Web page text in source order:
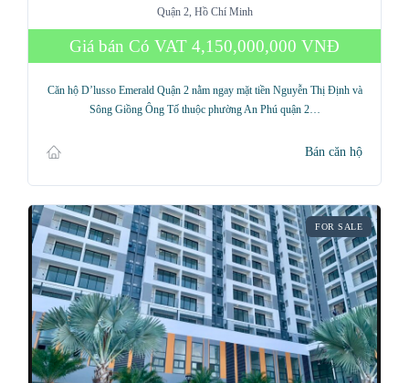
Quận 2, Hồ Chí Minh
Giá bán Có VAT 4,150,000,000 VNĐ
Căn hộ D’lusso Emerald Quận 2 nằm ngay mặt tiền Nguyễn Thị Định và
Sông Giồng Ông Tố thuộc phường An Phú quận 2…
Bán căn hộ
FOR SALE